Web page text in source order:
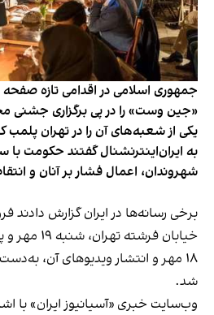
جمهوری اسلامی در اقدامی تازه صفحه
«جین وست» را در پی برگزاری جشنی
یکی از شعبه‌های آن را در تهران پلمب
به ایران‌اینترنشنال گفتند حکومت
شهروندان، اعمال فشار بر آنان و
برخی رسانه‌ها در ایران گزارش
خیابان
۱۸ مهر و انتشار ویدیوهای آن،
شد.
وب‌سایت خبری «آسیانیوز ایران» با